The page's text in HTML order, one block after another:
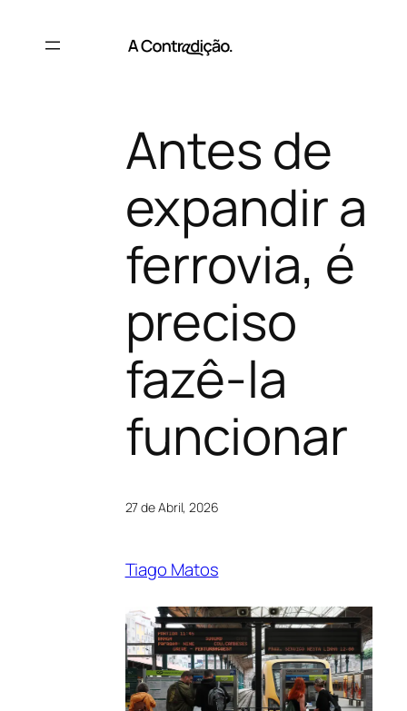
Antes de
expandir a
ferrovia, é
preciso
fazê-la
funcionar
27 de Abril, 2026
Tiago Matos